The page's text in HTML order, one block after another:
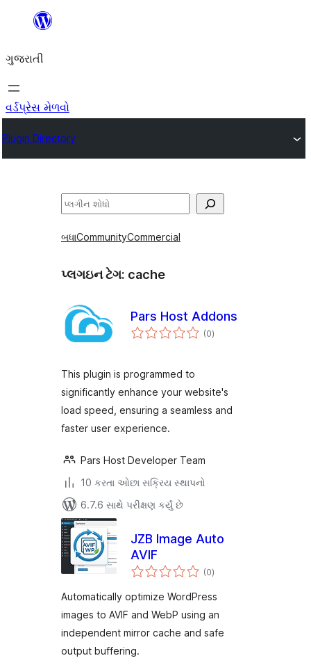
કંટેન્ટ(લખાણ)
જાઓ
ગુજરાતી
વર્ડપ્રેસ મેળવો
Plugin Directory
શોધો
બધાCommunityCommercial
પ્લગઇન ટેગ: cache
Pars Host Addons
(0કુલ
રેટિંગ્સ
)
This plugin is programmed to
significantly enhance your website's
load speed, ensuring a seamless and
faster user experience.
Pars Host Developer Team
10 કરતા ઓછા સક્રિય સ્થાપનો
6.7.6 સાથે પરીક્ષણ કર્યું છે
JZB Image Auto
AVIF
(0કુલ
રેટિંગ્સ
)
Automatically optimize WordPress
images to AVIF and WebP using an
independent mirror cache and safe
output buffering.